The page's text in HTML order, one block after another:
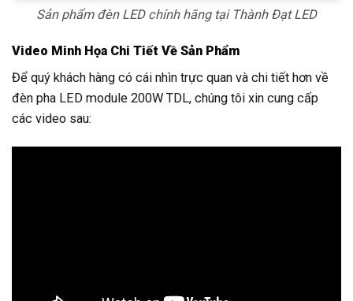
Sản phẩm đèn LED chính hãng tại Thành Đạt LED
Video Minh Họa Chi Tiết Về Sản Phẩm
Để quý khách hàng có cái nhìn trực quan và chi tiết hơn về
đèn pha LED module 200W TDL, chúng tôi xin cung cấp
các video sau: